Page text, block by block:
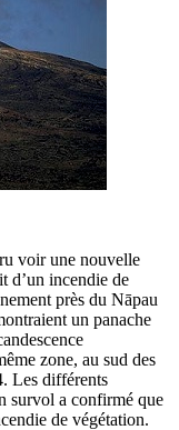
voir une nouvelle
d’un incendie de
près du Nāpau
un panache
zone, au sud des
Les différents
survol a confirmé que
de végétation.